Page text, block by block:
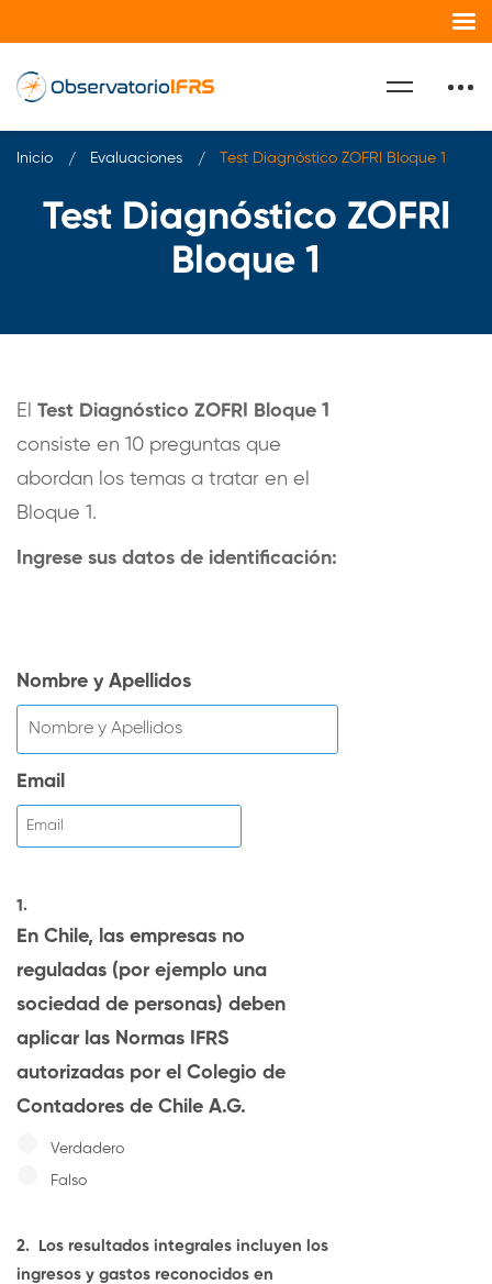
Test Diagnóstico ZOFRI
Bloque 1
Inicio Evaluaciones Test Diagnóstico ZOFRI Bloque 1
El Test Diagnóstico ZOFRI Bloque 1
consiste en 10 preguntas que
abordan los temas a tratar en el
Bloque 1.
Ingrese sus datos de identificación:
Nombre y Apellidos
Email
1.
En Chile, las empresas no
reguladas (por ejemplo una
sociedad de personas) deben
aplicar las Normas IFRS
autorizadas por el Colegio de
Contadores de Chile A.G.
Verdadero
Falso
2.
Los resultados integrales incluyen los
ingresos y gastos reconocidos en